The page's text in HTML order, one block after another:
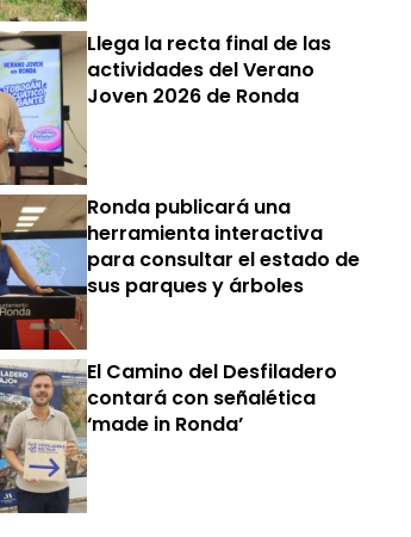
Llega la recta final de las
actividades del Verano
Joven 2026 de Ronda
Ronda publicará una
herramienta interactiva
para consultar el estado de
sus parques y árboles
El Camino del Desfiladero
contará con señalética
‘made in Ronda’